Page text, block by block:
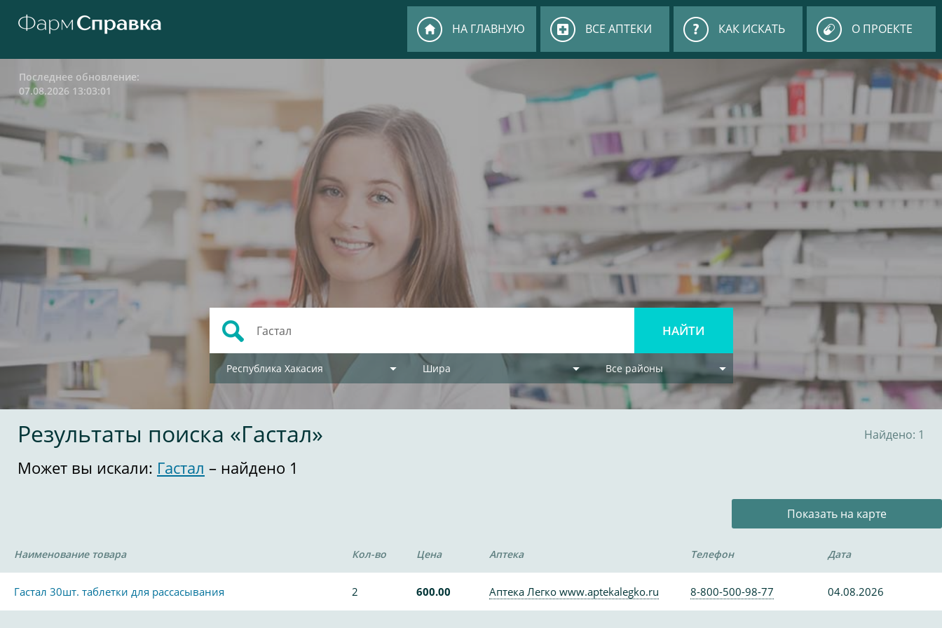
НА ГЛАВНУЮ ВСЕ АПТЕКИ КАК ИСКАТЬ О ПРОЕКТЕ
Последнее обновление:
07.08.2026 13:03:01
Республика Хакасия Шира Все районы
Результаты поиска «Гастал» Найдено: 1
Может вы искали: Гастал – найдено 1
Показать на карте
Наименование товара Кол-во Цена Аптека Телефон Дата
Гастал 30шт. таблетки для рассасывания 2 600.00 Аптека Легко www.aptekalegko.ru 8-800-500-98-77 04.08.2026